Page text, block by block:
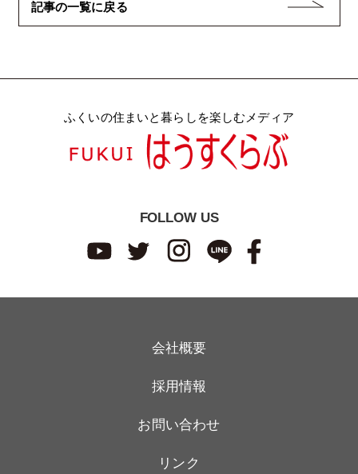
記事の一覧に戻る
ふくいの住まいと暮らしを楽しむメディア
FOLLOW US
会社概要
採用情報
お問い合わせ
リンク